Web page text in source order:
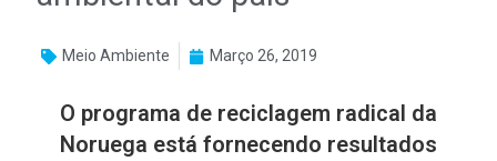
Meio Ambiente Março 26, 2019
O programa de reciclagem radical da
Noruega está fornecendo resultados